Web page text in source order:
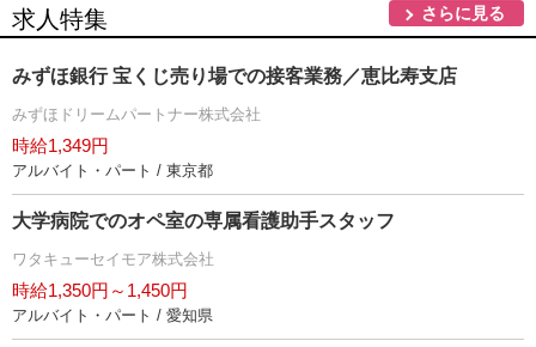
求人特集 さらに見る
みずほ銀行 宝くじ売り場での接客業務／恵比寿支店
みずほドリームパートナー株式会社
時給1,349円
アルバイト・パート / 東京都
大学病院でのオペ室の専属看護助手スタッフ
ワタキューセイモア株式会社
時給1,350円～1,450円
アルバイト・パート / 愛知県